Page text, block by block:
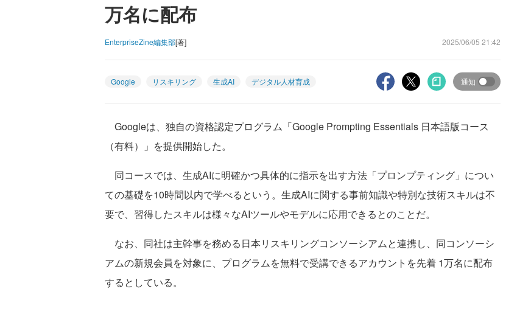
万名に配布
EnterpriseZine編集部[著] 2025/06/05 21:42
Google リスキリング 生成AI デジタル人材育成 通知
Googleは、独自の資格認定プログラム「Google Prompting Essentials 日本語版コース
（有料）」を提供開始した。
同コースでは、生成AIに明確かつ具体的に指示を出す方法「プロンプティング」につい
ての基礎を10時間以内で学べるという。生成AIに関する事前知識や特別な技術スキルは不
要で、習得したスキルは様々なAIツールやモデルに応用できるとのことだ。
なお、同社は主幹事を務める日本リスキリングコンソーシアムと連携し、同コンソーシ
アムの新規会員を対象に、プログラムを無料で受講できるアカウントを先着 1万名に配布
するとしている。